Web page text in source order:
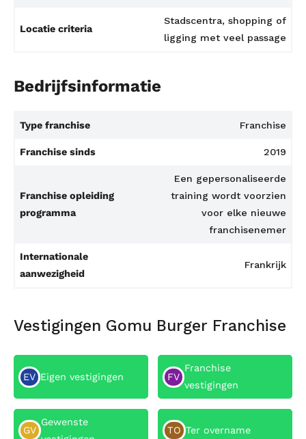
Locatie criteria
Stadscentra, shopping of
ligging met veel passage
Bedrijfsinformatie
Type franchise Franchise
Franchise sinds 2019
Franchise opleiding
programma
Een gepersonaliseerde
training wordt voorzien
voor elke nieuwe
franchisenemer
Internationale
aanwezigheid
Frankrijk
Vestigingen Gomu Burger Franchise
EV Eigen vestigingen FV
Franchise
vestigingen
GV
Gewenste
TO Ter overname